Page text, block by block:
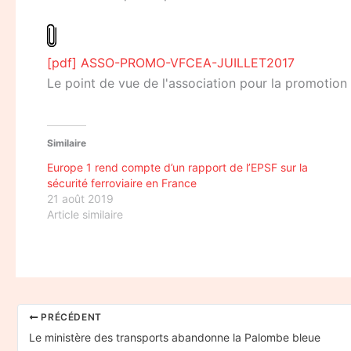
[pdf] ASSO-PROMO-VFCEA-JUILLET2017
Le point de vue de l'association pour la promotion
Similaire
Europe 1 rend compte d’un rapport de l’EPSF sur la
sécurité ferroviaire en France
21 août 2019
Article similaire
PRÉCÉDENT
Le ministère des transports abandonne la Palombe bleue